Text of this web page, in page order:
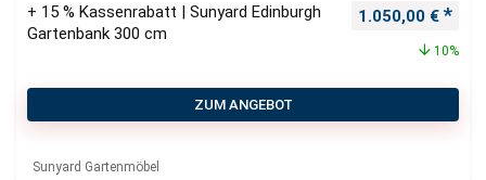
+ 15 % Kassenrabatt | Sunyard Edinburgh
Gartenbank 300 cm
Ursprünglicher
1.050,00 €
10%
ZUM ANGEBOT
Sunyard Gartenmöbel